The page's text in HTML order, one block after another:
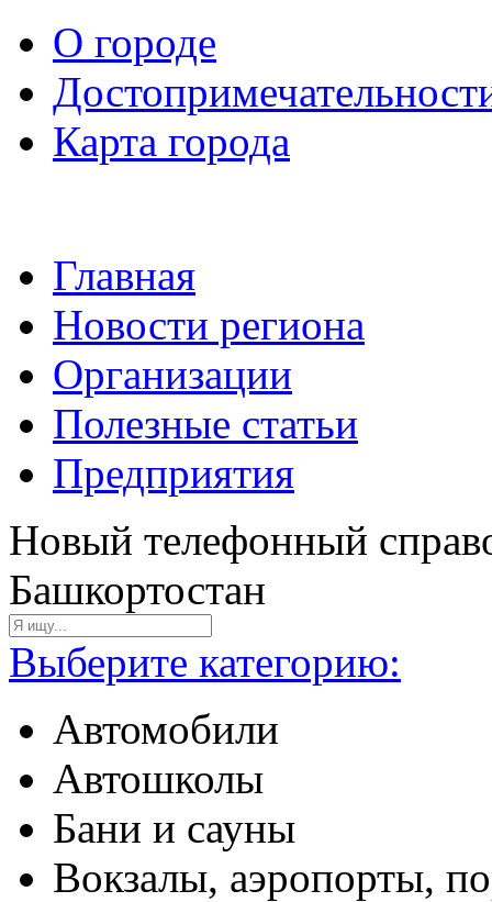
О городе
Карта города
Главная
Новости региона
Организации
Полезные статьи
Предприятия
Новый телефонный
Башкортостан
Выберите категорию:
Автомобили
Автошколы
Бани и сауны
Вокзалы, аэропорты,